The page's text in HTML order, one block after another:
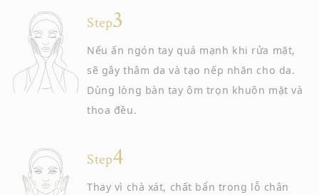
Step
Nếu ấn ngón tay quá mạnh khi rửa mặt,
sẽ gây thâm da và tạo nếp nhăn cho da.
Dùng lòng bàn tay ôm trọn khuôn mặt và
thoa đều.
Step
Thay vì chà xát, chất bẩn trong lỗ chân